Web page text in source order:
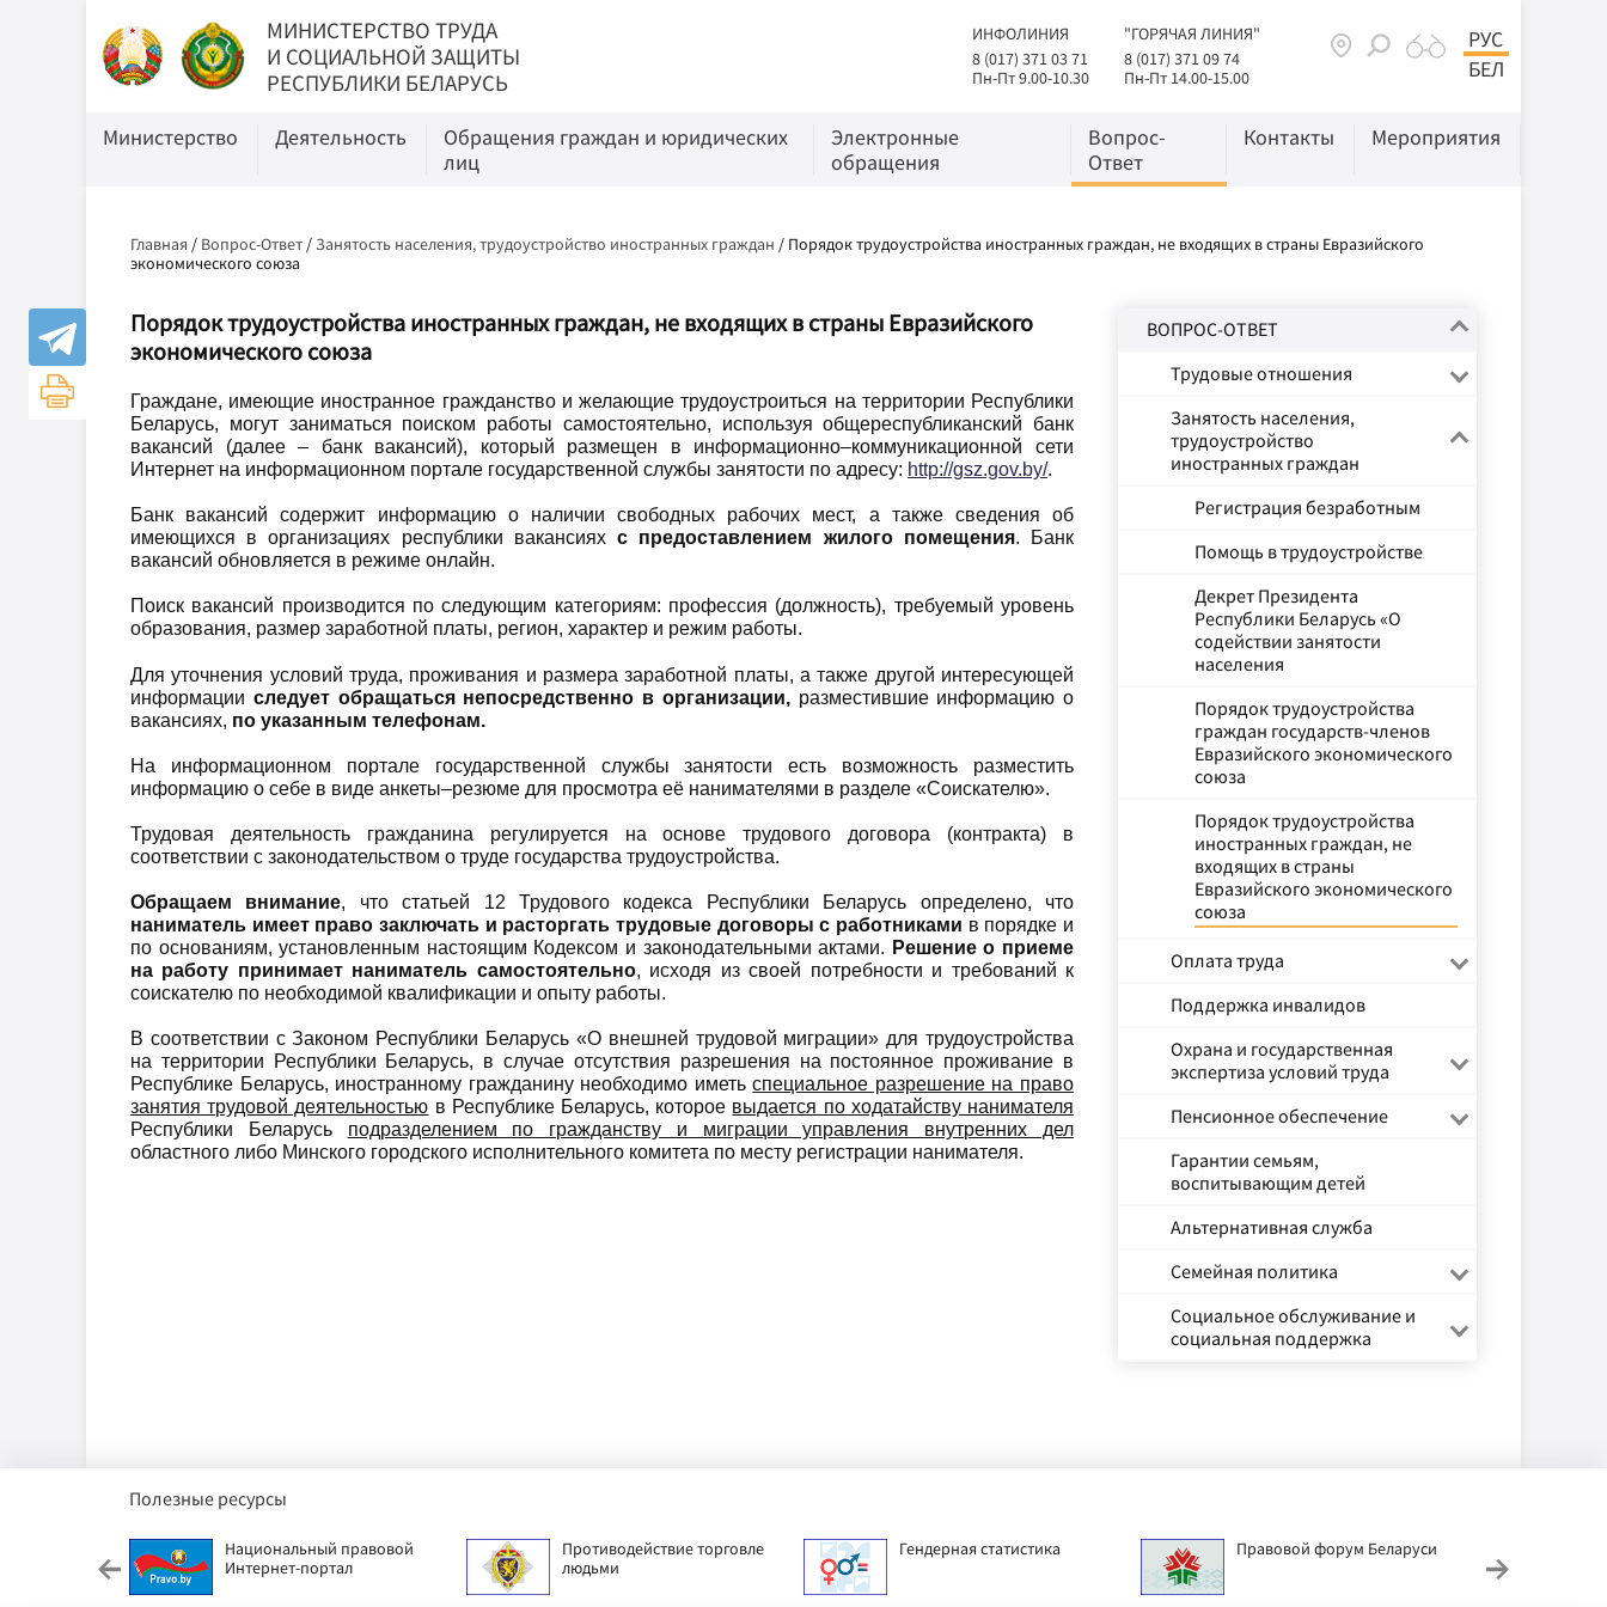
МИНИСТЕРСТВО ТРУДА
И СОЦИАЛЬНОЙ ЗАЩИТЫ
РЕСПУБЛИКИ БЕЛАРУСЬ
ИНФОЛИНИЯ
8 (017) 371 03 71
Пн-Пт 9.00-10.30
"ГОРЯЧАЯ ЛИНИЯ"
8 (017) 371 09 74
Пн-Пт 14.00-15.00
РУС
БЕЛ
Министерство Деятельность
Обращения граждан и юридических
лиц
Электронные
обращения
Вопрос-
Ответ
Контакты Мероприятия
Главная / Вопрос-Ответ /Занятость населения, трудоустройство иностранных граждан / Порядок трудоустройства иностранных граждан, не входящих в страны Евразийского
экономического союза
Порядок трудоустройства иностранных граждан, не входящих в страны Евразийского
экономического союза
Граждане, имеющие иностранное гражданство и желающие трудоустроиться на территории Республики
Беларусь, могут заниматься поиском работы самостоятельно, используя общереспубликанский банк
вакансий (далее – банк вакансий), который размещен в информационно–коммуникационной сети
Интернет на информационном портале государственной службы занятости по адресу: http://gsz.gov.by/.
Банк вакансий содержит информацию о наличии свободных рабочих мест, а также сведения об
имеющихся в организациях республики вакансияхс предоставлением жилого помещения. Банк
вакансий обновляется в режиме онлайн.
Поиск вакансий производится по следующим категориям: профессия (должность), требуемый уровень
образования, размер заработной платы, регион, характер и режим работы.
Для уточнения условий труда, проживания и размера заработной платы, а также другой интересующей
информации следует обращаться непосредственно в организации, разместившие информацию о
вакансиях, по указанным телефонам.
На информационном портале государственной службы занятости есть возможность разместить
информацию о себе в виде анкеты–резюме для просмотра её нанимателями в разделе «Соискателю».
Трудовая деятельность гражданина регулируется на основе трудового договора (контракта) в
соответствии с законодательством о труде государства трудоустройства.
Обращаем внимание, что статьей 12 Трудового кодекса Республики Беларусь определено, что
наниматель имеет право заключать и расторгать трудовые договоры с работниками в порядке и
по основаниям, установленным настоящим Кодексом и законодательными актами. Решение о приеме
на работу принимает наниматель самостоятельно, исходя из своей потребности и требований к
соискателю по необходимой квалификации и опыту работы.
В соответствии с Законом Республики Беларусь «О внешней трудовой миграции» для трудоустройства
на территории Республики Беларусь, в случае отсутствия разрешения на постоянное проживание в
Республике Беларусь, иностранному гражданину необходимо иметьспециальное разрешение на право
занятия трудовой деятельностью в Республике Беларусь, которое выдается по ходатайству нанимателя
Республики Беларусь подразделением по гражданству и миграции управления внутренних дел
областного либо Минского городского исполнительного комитета по месту регистрации нанимателя.
ВОПРОС-ОТВЕТ
Трудовые отношения
Занятость населения,
трудоустройство
иностранных граждан
Регистрация безработным
Помощь в трудоустройстве
Декрет Президента
Республики Беларусь «О
содействии занятости
населения
Порядок трудоустройства
граждан государств-членов
Евразийского экономического
союза
Порядок трудоустройства
иностранных граждан, не
входящих в страны
Евразийского экономического
союза
Оплата труда
Поддержка инвалидов
Охрана и государственная
экспертиза условий труда
Пенсионное обеспечение
Гарантии семьям,
воспитывающим детей
Альтернативная служба
Семейная политика
Социальное обслуживание и
социальная поддержка
Полезные ресурсы
Национальный правовой
Интернет-портал
Противодействие торговле
людьми
Гендерная статистика Правовой форум Беларуси